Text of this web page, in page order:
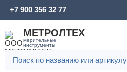
МЕТРОЛТЕХ
мерительные
инструменты
+7 900 356 32 77